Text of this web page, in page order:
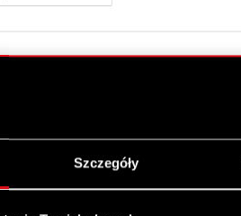
Szczegóły